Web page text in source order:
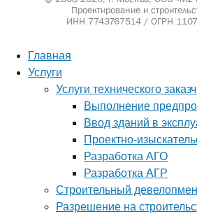
Проектирование и
ИНН 7743767514 / ОГРН
Главная
Услуги
Услуги технического
Выполнение
Ввод зданий в
Проектно-
Разработка АГО
Разработка АГР
Строительный
Разрешение на